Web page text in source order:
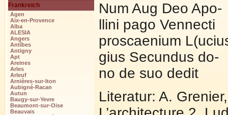
Frankreich
Agen
Aix-en-Provence
Alba
ALESIA
Angers
Antîbes
Antigny
Apt
Areines
Arles
Arleuf
Arnières-sur-Iton
Aubigné-Racan
Autun
Baugy-sur-Yevre
Beaumont-sur-Oise
Beauvais
Num Aug Deo Apo-
llini pago Vennecti
proscaenium
gius Secundus do-
no de suo dedit
Literatur: A.